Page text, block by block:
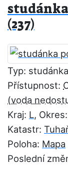
(237)
Typ:
Přístupnost:
Kraj: L, Okres:
Katastr:
Poloha: Mapa
Poslední